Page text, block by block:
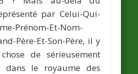
par Celui-Qui-
Prénom-Et-Nom-
Père-Et-Son-Père, il y
de sérieusement
le royaume des